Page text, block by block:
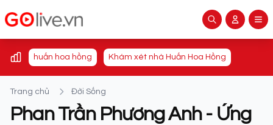
huấn hoa hồng Khám xét nhà Huấn Hoa Hồng
Trang chủ Đời Sống
Phan Trần Phương Anh - Ứng